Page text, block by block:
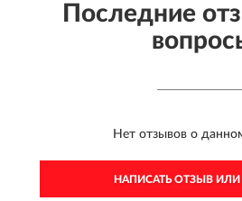
Последние
Нет отзывов о
НАПИСАТЬ ОТЗЫВ